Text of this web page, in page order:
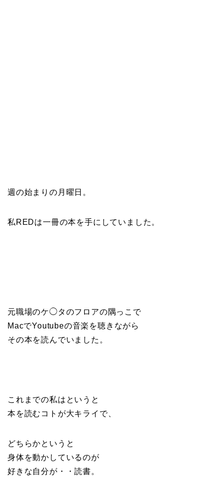
週の始まりの月曜日。
私REDは一冊の本を手にしていました。
元職場のケ◯タのフロアの隅っこで
MacでYoutubeの音楽を聴きながら
その本を読んでいました。
これまでの私はというと
本を読むコトが大キライで、
どちらかというと
身体を動かしているのが
好きな自分が・・読書。